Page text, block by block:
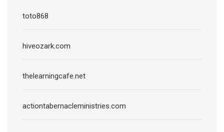
toto868
hiveozark.com
thelearningcafe.net
actiontabernacleministries.com